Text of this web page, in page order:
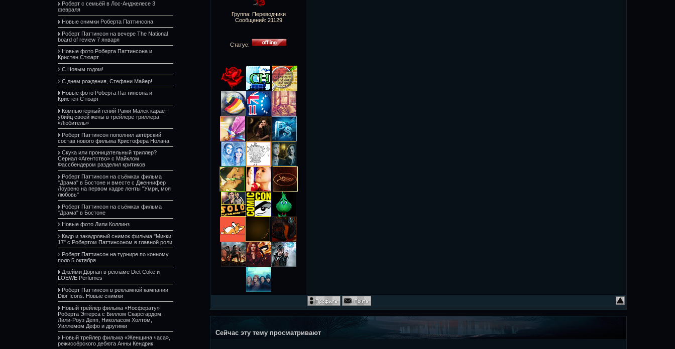
Роберт с семьёй в Лос-Анджелесе 3
февраля
Новые снимки Роберта Паттинсона
Роберт Паттинсон на вечере The National
board of review 7 января
Новые фото Роберта Паттинсона и
Кристен Стюарт
С Новым годом!
С днем рождения, Стефани Майер!
Новые фото Роберта Паттинсона и
Кристен Стюарт
Компьютерный гений Рами Малек карает
убийц своей жены в трейлере триллера
«Любитель»
Роберт Паттинсон пополнил актёрский
состав нового фильма Кристофера Нолана
Скука или проницательный триллер?
Сериал «Агентство» с Майклом
Фассбендером разделил критиков
Роберт Паттинсон на съёмках фильма
"Драма" в Бостоне и вместе с Дженнифер
Лоуренс на первом кадре ленты "Умри, моя
любовь"
Роберт Паттинсон на съёмках фильма
"Драма" в Бостоне
Новые фото Лили Коллинз
Кадр и закадровый снимок фильма "Микки
17" с Робертом Паттинсоном в главной роли
Роберт Паттинсон на турнире по конному
поло 5 октября
Джейми Дорнан в рекламе Diet Coke и
LOEWE Perfumes
Роберт Паттинсон в рекламной кампании
Dior Icons. Новые снимки
Новый трейлер фильма «Носферату»
Роберта Эггерса с Биллом Скарсгардом,
Лили-Роуз Депп, Николасом Холтом,
Уиллемом Дефо и другими
Новый трейлер фильма «Женщина часа»,
режиссёрского дебюта Анны Кендрик
Группа: Переводчики
Сообщений: 21129
Статус:
Сейчас эту тему просматривают